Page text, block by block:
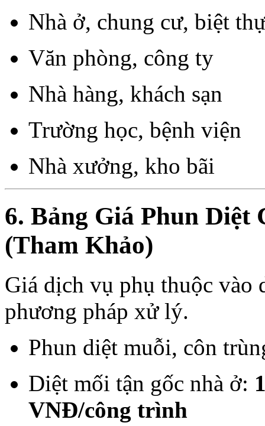
Nhà ở, chung cư, biệt
Văn phòng, công ty
Nhà hàng, khách sạn
Trường học, bệnh viện
Nhà xưởng, kho bãi
6. Bảng Giá Phun
(Tham Khảo)
Giá dịch vụ phụ thuộc vào
phương pháp xử lý.
Phun diệt muỗi, côn
Diệt mối tận gốc nhà ở:
VNĐ/công trình